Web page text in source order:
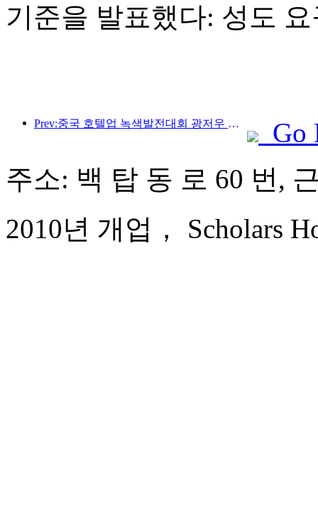
기준을 발표했다: 성도
Prev:중국 호텔업 녹색발전대회 광저우 폐막
Go
주소: 백 탑 동 로 60 번,
2010년 개업， Scholars